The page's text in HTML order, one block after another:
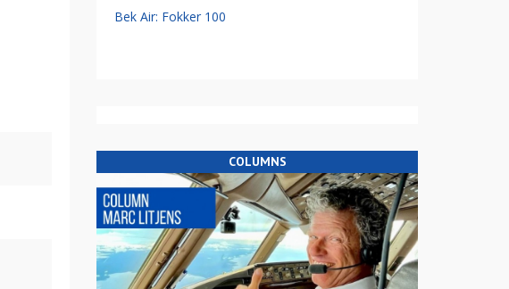
Bek Air: Fokker 100
COLUMNS